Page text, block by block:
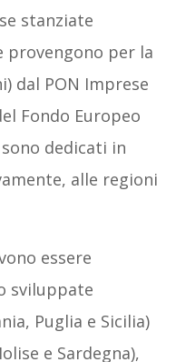
stanziate
provengono per la
dal PON Imprese
Fondo Europeo
dedicati in
alle regioni
essere
sviluppate
Puglia e Sicilia)
e Sardegna),